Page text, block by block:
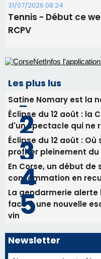
31/07/2026 08:24
Tennis - Début ce
RCPV
Les plus lus
Satine Nomary est la
Éclipse du 12 août : la
d'un spectacle qui ne
Éclipse du 12 août :
profiter pleinement
En Corse, un début
consommation en
La gendarmerie
face à une nouvelle
vin
Newsletter